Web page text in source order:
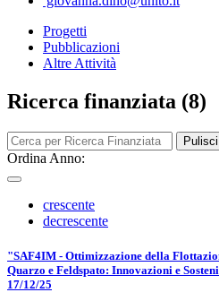
Progetti
Pubblicazioni
Altre Attività
Ricerca finanziata (8)
Pulisci
Ordina Anno:
crescente
decrescente
"SAF4IM - Ottimizzazione della
Quarzo e Feldspato: Innovazioni e
17/12/25